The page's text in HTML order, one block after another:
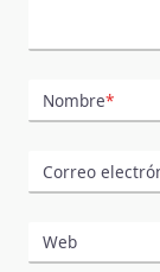
Nombre*
Correo
Web